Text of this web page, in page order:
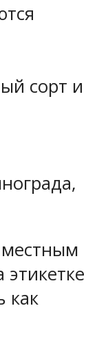
сорт и
как